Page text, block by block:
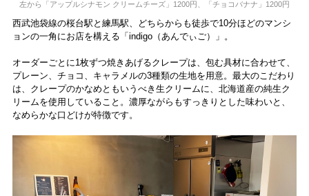
左から「アップルシナモン クリームチーズ」1200円、「チョコバナナ」1200円
西武池袋線の桜台駅と練馬駅、どちらからも徒歩で10分ほどのマンシ
ョンの一角にお店を構える「indigo（あんでぃご）」。
オーダーごとに1枚ずつ焼きあげるクレープは、包む具材に合わせて、
プレーン、チョコ、キャラメルの3種類の生地を用意。最大のこだわり
は、クレープのかなめともいうべき生クリームに、北海道産の純生ク
リームを使用していること。濃厚ながらもすっきりとした味わいと、
なめらかな口どけが特徴です。